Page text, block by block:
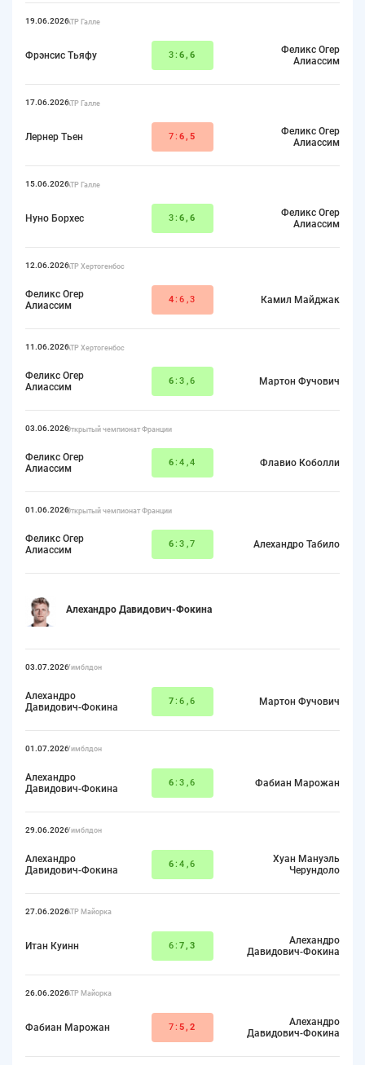
19.06.2026ATP Галле
Фрэнсис Тьяфу 3: 6,6
Феликс Огер
Алиассим
17.06.2026ATP Галле
Лернер Тьен 7: 6,5
Феликс Огер
Алиассим
15.06.2026ATP Галле
Нуно Борхес 3: 6,6
Феликс Огер
Алиассим
12.06.2026ATP Хертогенбос
Феликс Огер
Алиассим
4:6,3 Камил Майджак
11.06.2026ATP Хертогенбос
Феликс Огер
Алиассим
6:3,6 Мартон Фучович
03.06.2026Открытый чемпионат Франции
Феликс Огер
Алиассим
6:4,4 Флавио Коболли
01.06.2026Открытый чемпионат Франции
Феликс Огер
Алиассим
6:3,7 Алехандро Табило
Алехандро Давидович-Фокина
03.07.2026Уимблдон
Алехандро
Давидович-Фокина
7:6,6 Мартон Фучович
01.07.2026Уимблдон
Алехандро
Давидович-Фокина
6:3,6 Фабиан Марожан
29.06.2026Уимблдон
Алехандро
Давидович-Фокина
6:4,6
Хуан Мануэль
Черундоло
27.06.2026ATP Майорка
Итан Куинн 6: 7,3
Алехандро
Давидович-Фокина
26.06.2026ATP Майорка
Фабиан Марожан 7: 5,2
Алехандро
Давидович-Фокина